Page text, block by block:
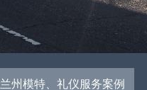
兰州模特、礼仪服务案例